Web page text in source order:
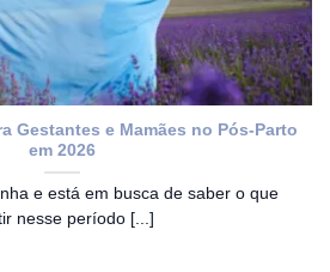
Gestantes e Mamães no Pós-Parto
em 2026
e está em busca de saber o que
nesse período [...]